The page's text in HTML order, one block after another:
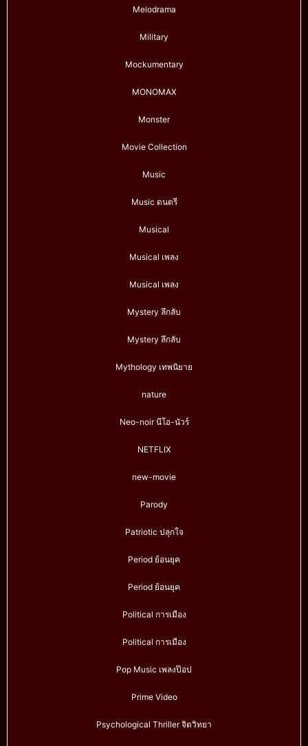
Melodrama
Military
Mockumentary
MONOMAX
Monster
Movie Collection
Music
Music ดนตรี
Musical
Musical เพลง
Musical เพลง
Mystery ลึกลับ
Mystery ลึกลับ
Mythology เทพนิยาย
nature
Neo-noir นีโอ-นัวร์
NETFLIX
new-movie
Parody
Patriotic ปลุกใจ
Period ย้อนยุค
Period ย้อนยุค
Political การเมือง
Political การเมือง
Pop Music เพลงป๊อป
Prime Video
Psychological Thriller จิตวิทยา